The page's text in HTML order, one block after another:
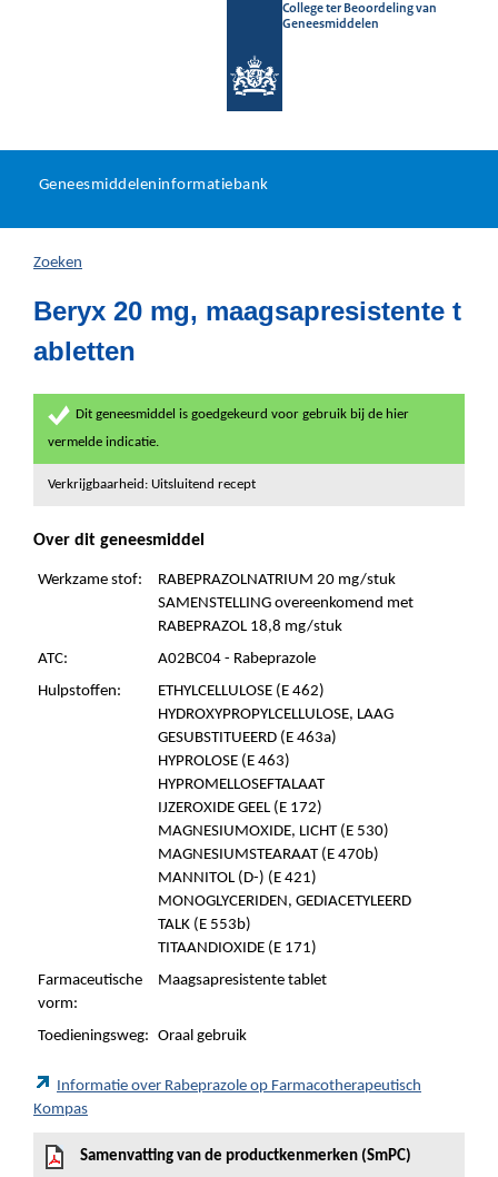
College ter Beoordeling van
Geneesmiddelen
U
hier:
Geneesmiddeleninformatiebank
Zoeken
Beryx 20 mg, maagsapresistente t
abletten
Dit geneesmiddel is goedgekeurd voor gebruik bij de hier
vermelde indicatie.
Verkrijgbaarheid: Uitsluitend recept
Over dit geneesmiddel
Werkzame stof:
RABEPRAZOLNATRIUM 20 mg/stuk
SAMENSTELLING overeenkomend met
RABEPRAZOL 18,8 mg/stuk
ATC:
A02BC04 - Rabeprazole
Hulpstoffen:
ETHYLCELLULOSE (E 462)
HYDROXYPROPYLCELLULOSE, LAAG
GESUBSTITUEERD (E 463a)
HYPROLOSE (E 463)
HYPROMELLOSEFTALAAT
IJZEROXIDE GEEL (E 172)
MAGNESIUMOXIDE, LICHT (E 530)
MAGNESIUMSTEARAAT (E 470b)
MANNITOL (D-) (E 421)
MONOGLYCERIDEN, GEDIACETYLEERD
TALK (E 553b)
TITAANDIOXIDE (E 171)
Farmaceutische
vorm:
Maagsapresistente tablet
Toedieningsweg: Oraal gebruik
Informatie over Rabeprazole op Farmacotherapeutisch
Kompas
Samenvatting van de productkenmerken (SmPC)